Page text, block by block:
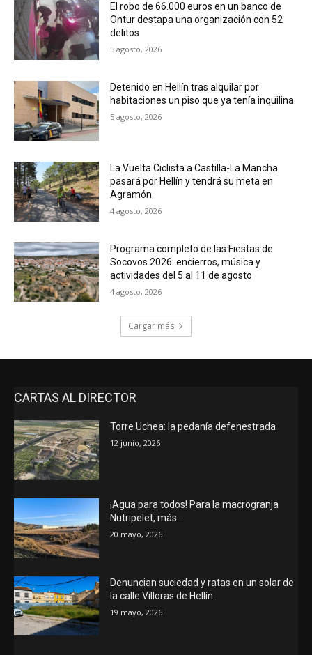
El robo de 66.000 euros en un banco de
Ontur destapa una organización con 52
delitos
5 agosto, 2026
Detenido en Hellín tras alquilar por
habitaciones un piso que ya tenía inquilina
5 agosto, 2026
La Vuelta Ciclista a Castilla-La Mancha
pasará por Hellín y tendrá su meta en
Agramón
4 agosto, 2026
Programa completo de las Fiestas de
Socovos 2026: encierros, música y
actividades del 5 al 11 de agosto
4 agosto, 2026
Cargar más
CARTAS AL DIRECTOR
Torre Uchea: la pedanía defenestrada
12 junio, 2026
¡Agua para todos! Para la macrogranja
Nutripelet, más…
20 mayo, 2026
Denuncian suciedad y ratas en un solar de
la calle Villoras de Hellín
19 mayo, 2026